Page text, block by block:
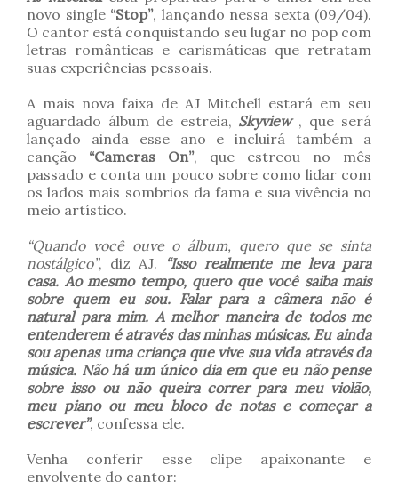
novo single “Stop”, lançando nessa sexta (09/04).
O cantor está conquistando seu lugar no pop com
letras românticas e carismáticas que retratam
suas experiências pessoais.
A mais nova faixa de AJ Mitchell estará em seu
aguardado álbum de estreia, Skyview , que será
lançado ainda esse ano e incluirá também a
canção “Cameras On”, que estreou no mês
passado e conta um pouco sobre como lidar com
os lados mais sombrios da fama e sua vivência no
meio artístico.
“Quando você ouve o álbum, quero que se sinta
nostálgico”, diz AJ.
“Isso realmente me leva para
casa. Ao mesmo tempo, quero que você saiba mais
sobre quem eu sou. Falar para a câmera não é
natural para mim. A melhor maneira de todos me
entenderem é através das minhas músicas. Eu ainda
sou apenas uma criança que vive sua vida através da
música. Não há um único dia em que eu não pense
sobre isso ou não queira correr para meu violão,
meu piano ou meu bloco de notas e começar a
escrever”, confessa ele.
Venha conferir esse clipe apaixonante e
envolvente do cantor: